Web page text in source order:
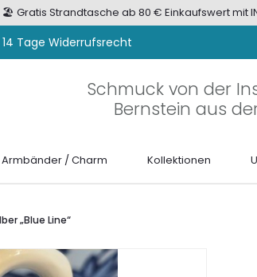
🏖️ Gratis Strandtasche ab 80 € Einkaufswert mit
14 Tage Widerrufsrecht
Schmuck von der
Bernstein aus
Armbänder / Charm Kollektionen
„Blue Line“